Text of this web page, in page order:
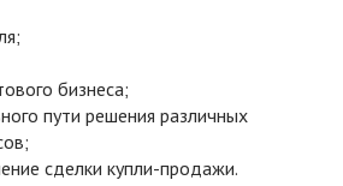
бизнеса;
пути решения различных
сделки купли-продажи.